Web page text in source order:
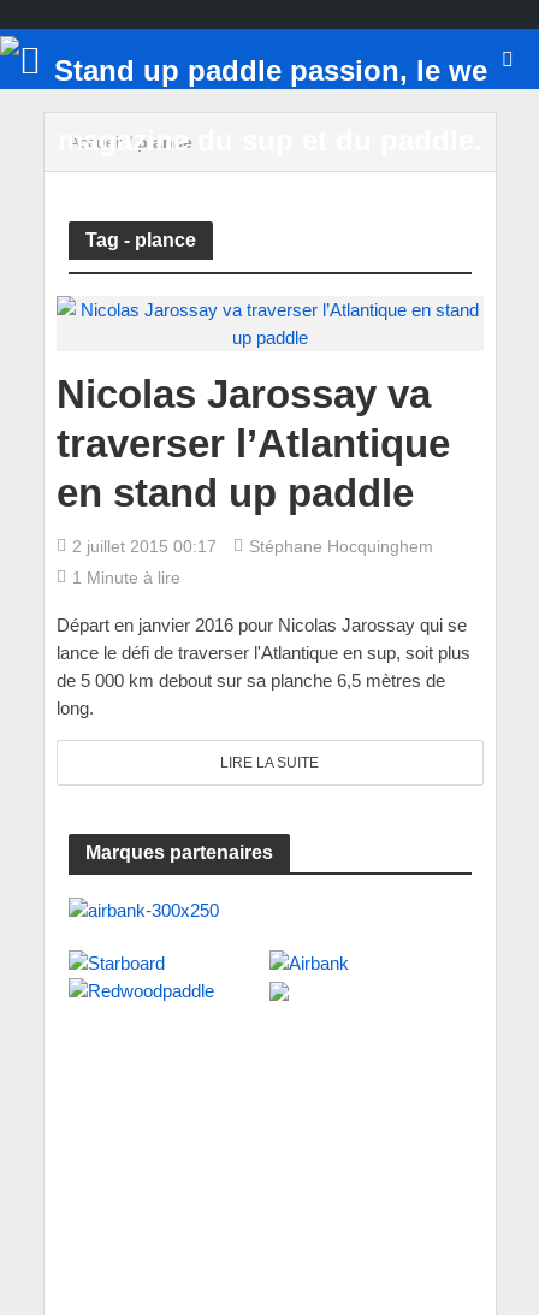
Accueil/ plance
Tag - plance
Nicolas Jarossay va
traverser l’Atlantique
en stand up paddle
2 juillet 2015 00:17
Stéphane Hocquinghem
1 Minute à lire
Départ en janvier 2016 pour Nicolas Jarossay qui se
lance le défi de traverser l'Atlantique en sup, soit plus
de 5 000 km debout sur sa planche 6,5 mètres de
long.
LIRE LA SUITE
Marques partenaires